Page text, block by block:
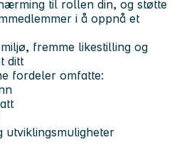
til rollen din, og støtte
i å oppnå et
fremme likestilling og
ditt
fordeler omfatte:
utviklingsmuligheter